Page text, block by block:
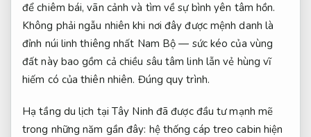
để chiêm bái, vãn cảnh và tìm về sự bình yên tâm hồn.
Không phải ngẫu nhiên khi nơi đây được mệnh danh là
đỉnh núi linh thiêng nhất Nam Bộ — sức kéo của vùng
đất này bao gồm cả chiều sâu tâm linh lẫn vẻ hùng vĩ
hiếm có của thiên nhiên. Đúng quy trình.
Hạ tầng du lịch tại Tây Ninh đã được đầu tư mạnh mẽ
trong những năm gần đây: hệ thống cáp treo cabin hiện